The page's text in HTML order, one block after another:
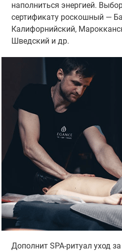
наполниться энергией.
сертификату роскошный —
Калифорнийский,
Шведский и др.
Дополнит SPA-ритуал уход